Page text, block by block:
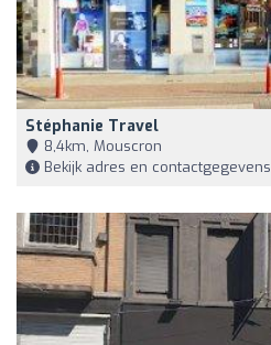
Stéphanie Travel
8,4km, Mouscron
Bekijk adres en contactgegevens